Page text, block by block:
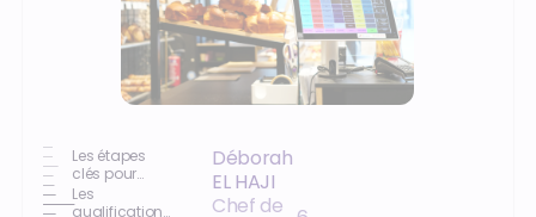
Les étapes
clés pour
ouvrir une
boulangerie
Les
qualifications
Déborah
EL HAJI
Chef de